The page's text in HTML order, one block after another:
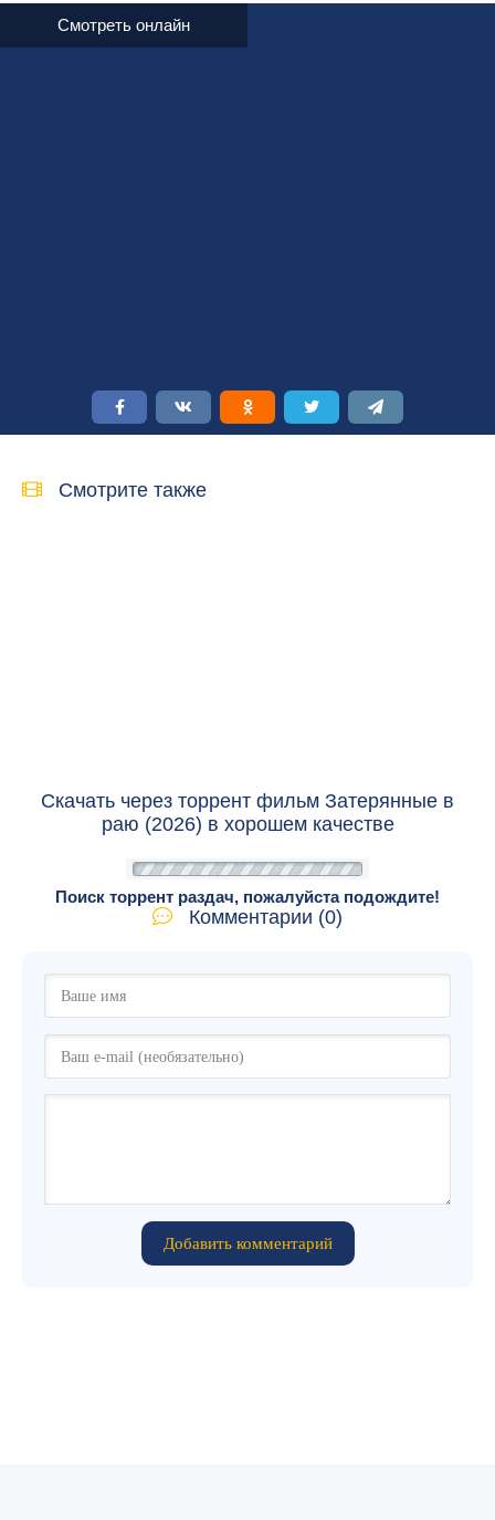
Смотреть онлайн
Смотрите также
Скачать через торрент фильм Затерянные в
раю (2026) в хорошем качестве
Поиск торрент раздач, пожалуйста подождите!
Комментарии (0)
Добавить комментарий